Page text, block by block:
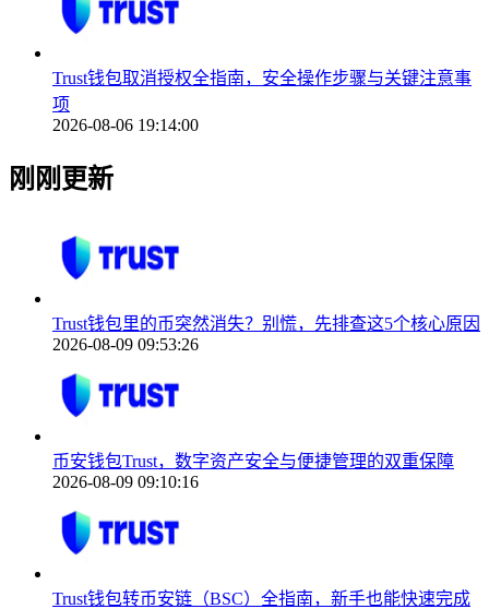
Trust钱包取消授权全指南，安全操作步骤与关键注意事
项
2026-08-06 19:14:00
刚刚更新
Trust钱包里的币突然消失？别慌，先排查这5个核心原因
2026-08-09 09:53:26
币安钱包Trust，数字资产安全与便捷管理的双重保障
2026-08-09 09:10:16
Trust钱包转币安链（BSC）全指南，新手也能快速完成